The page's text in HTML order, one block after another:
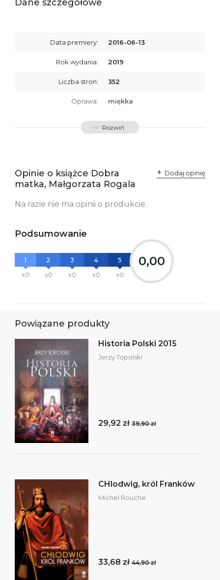
Dane szczegółowe
Data premiery: 2016-06-13
Rok wydania: 2019
Liczba stron: 352
Oprawa: miękka
ISBN 9788379764570
odpowiedzialne za
zgodność produktu z
przepisami:
ul. Fredry 8
61-701 Poznań
Polska
kontakt@wydajenamsie.pl
+48 61 623 38 38
informacje dotyczące
Rozwiń
Opinie o książce Dobra
matka, Małgorzata Rogala
Dodaj opinię
Na razie nie ma opinii o produkcie.
Podsumowanie
1
x0
2
x0
3
x0
4
x0
5
x0
0,00
Powiązane produkty
Historia Polski 2015
Jerzy Topolski
29,92 zł 39,90 zł
CHlodwig, król Franków
Michel Rouche
33,68 zł 44,90 zł